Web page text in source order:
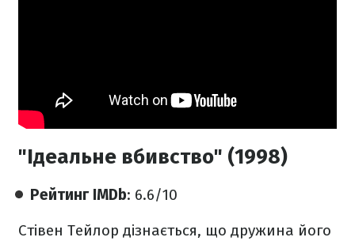
"Ідеальне вбивство" (1998)
Рейтинг IMDb: 6.6/10
Стівен Тейлор дізнається, що дружина його